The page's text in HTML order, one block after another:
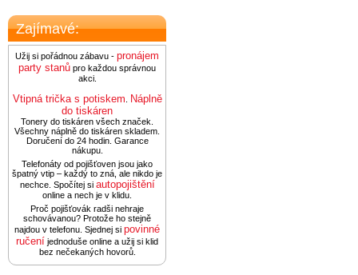
Zajímavé:
Užij si pořádnou zábavu - pronájem
party stanů pro každou správnou
akci.
Vtipná trička s potiskem Náplně
do tiskáren
Tonery do tiskáren všech značek.
Všechny náplně do tiskáren skladem.
Doručení do 24 hodin. Garance
nákupu.
Telefonáty od pojišťoven jsou jako
špatný vtip – každý to zná, ale nikdo je
nechce. Spočítej si autopojištění
online a nech je v klidu.
Proč pojišťovák radši nehraje
schovávanou? Protože ho stejně
najdou v telefonu. Sjednej si povinné
ručení jednoduše online a užij si klid
bez nečekaných hovorů.